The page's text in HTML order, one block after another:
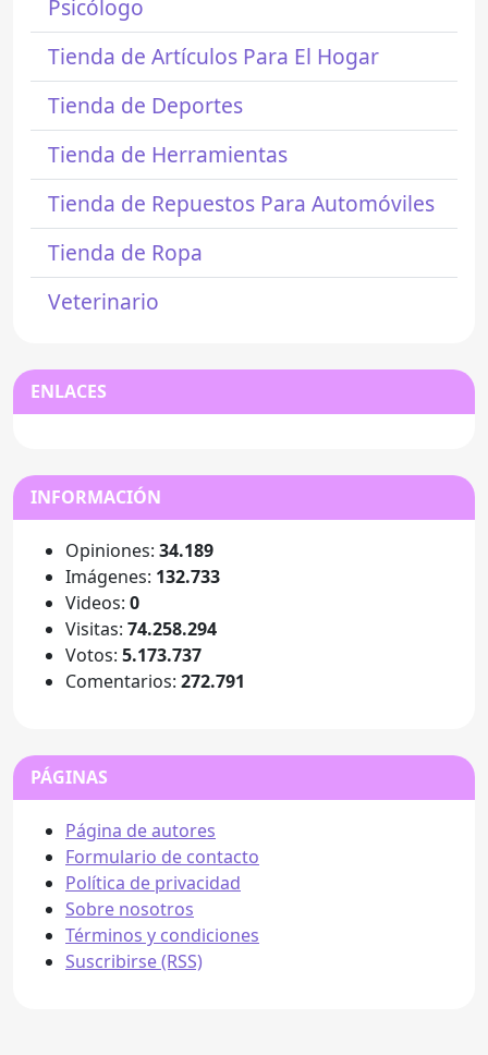
Psicólogo
Tienda de Artículos Para El Hogar
Tienda de Deportes
Tienda de Herramientas
Tienda de Repuestos Para Automóviles
Tienda de Ropa
Veterinario
ENLACES
INFORMACIÓN
Opiniones: 34.189
Imágenes: 132.733
Videos: 0
Visitas: 74.258.294
Votos: 5.173.737
Comentarios: 272.791
PÁGINAS
Página de autores
Formulario de contacto
Política de privacidad
Sobre nosotros
Términos y condiciones
Suscribirse (RSS)